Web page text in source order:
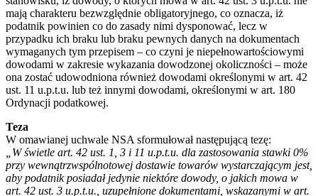
mają charakteru bezwzględnie obligatoryjnego, co oznacza, iż
podatnik powinien co do zasady nimi dysponować, lecz w
przypadku ich braku lub braku pewnych danych na dokumentach
wymaganych tym przepisem – co czyni je niepełnowartościowymi
dowodami w zakresie wykazania dowodzonej okoliczności – może
ona zostać udowodniona również dowodami określonymi w art. 42
ust. 11 u.p.t.u. lub też innymi dowodami, określonymi w art. 180
Ordynacji podatkowej.
Teza
W omawianej uchwale NSA sformułował następującą tezę:
„W świetle art. 42 ust. 1, 3 i 11 u.p.t.u. dla zastosowania stawki 0%
przy wewnątrzwspólnotowej dostawie towarów wystarczającym jest,
aby podatnik posiadał jedynie niektóre dowody, o jakich mowa w
art. 42 ust. 3 u.p.t.u., uzupełnione dokumentami, wskazanymi w art.